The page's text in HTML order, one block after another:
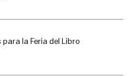
la Feria del Libro